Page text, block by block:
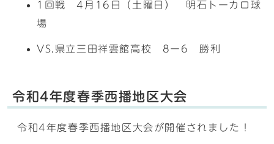
1回戦 4月16日（土曜日） 明石トーカロ球
場
VS.県立三田祥雲館高校 8ー6 勝利
令和4年度春季西播地区大会
令和4年度春季西播地区大会が開催されました！